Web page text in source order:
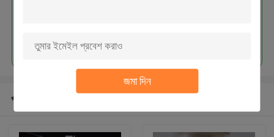
জমা দিন
প্রস্তাবিত পণ্য